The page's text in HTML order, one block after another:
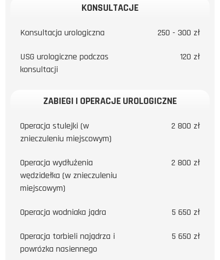
KONSULTACJE
Konsultacja urologiczna 250 - 300 zł
USG urologiczne podczas
konsultacji
120 zł
ZABIEGI I OPERACJE UROLOGICZNE
Operacja stulejki (w
znieczuleniu miejscowym)
2 800 zł
Operacja wydłużenia
wędzidełka (w znieczuleniu
miejscowym)
2 800 zł
Operacja wodniaka jądra 5 650 zł
Operacja torbieli najądrza i
powrózka nasiennego
5 650 zł